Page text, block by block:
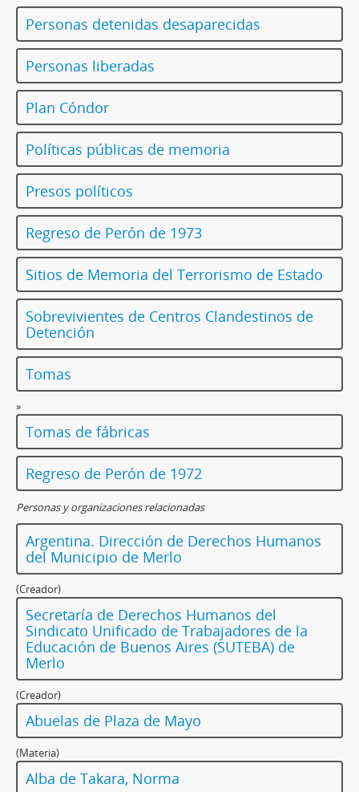
Personas detenidas desaparecidas
Personas liberadas
Plan Cóndor
Políticas públicas de memoria
Presos políticos
Regreso de Perón de 1973
Sitios de Memoria del Terrorismo de Estado
Sobrevivientes de Centros Clandestinos de
Detención
Tomas
»
Tomas de fábricas
Regreso de Perón de 1972
Personas y organizaciones relacionadas
Argentina. Dirección de Derechos Humanos
del Municipio de Merlo
(Creador)
Secretaría de Derechos Humanos del
Sindicato Unificado de Trabajadores de la
Educación de Buenos Aires (SUTEBA) de
Merlo
(Creador)
Abuelas de Plaza de Mayo
(Materia)
Alba de Takara, Norma